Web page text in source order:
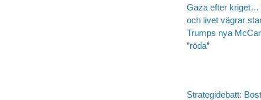
Gaza efter kriget…
och livet vägrar
Trumps nya
”röda”
Strategidebatt: